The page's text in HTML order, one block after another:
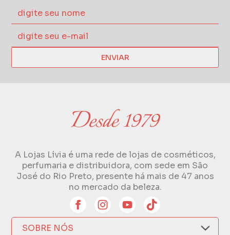
ENVIAR
A Lojas Lívia é uma rede de lojas de cosméticos,
perfumaria e distribuidora, com sede em São
José do Rio Preto, presente há mais de 47 anos
no mercado da beleza.
SOBRE NÓS